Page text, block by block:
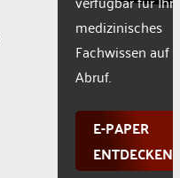
medizinisches
Fachwissen auf
Abruf.
E-PAPER
ENTDECKEN